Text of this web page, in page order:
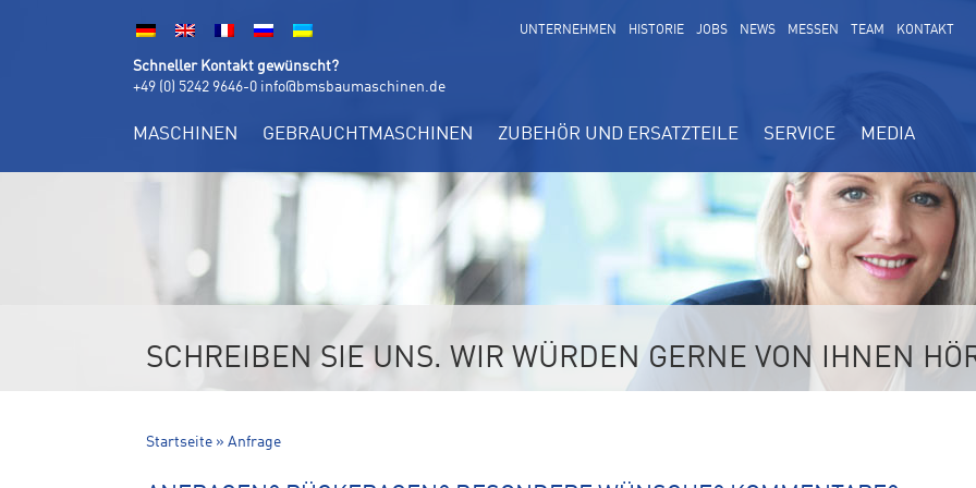
UNTERNEHMEN HISTORIE JOBS NEWS MESSEN TEAM KONTAKT
Schneller Kontakt gewünscht?
+49 (0) 5242 9646-0 info@bmsbaumaschinen.de
MASCHINEN GEBRAUCHTMASCHINEN ZUBEHÖR UND ERSATZTEILE SERVICE MEDIA
SCHREIBEN SIE UNS. WIR WÜRDEN GERNE VON IHNEN
Startseite »Anfrage